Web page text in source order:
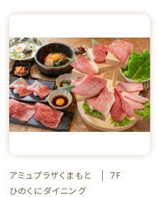
アミュプラザくまもと
7F
ひのくにダイニング